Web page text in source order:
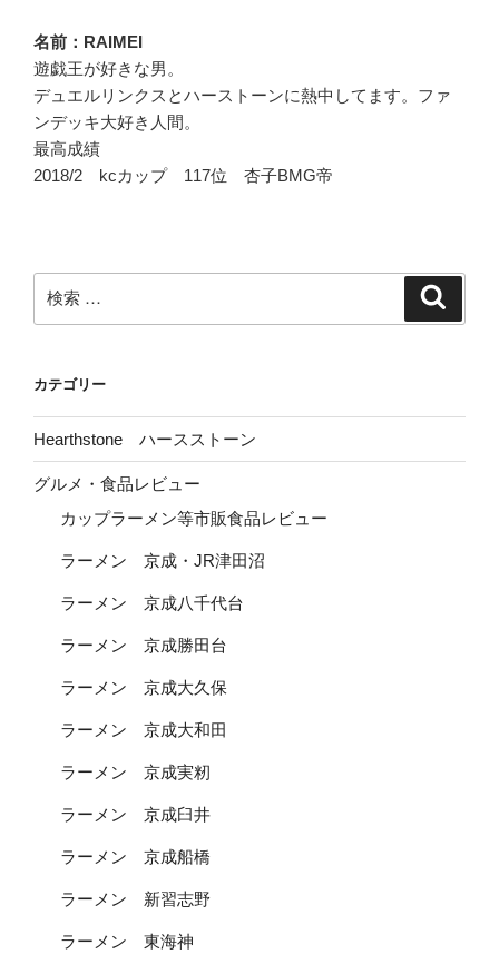
名前：RAIMEI
遊戯王が好きな男。
デュエルリンクスとハーストーンに熱中してます。ファ
ンデッキ大好き人間。
最高成績
2018/2 kcカップ 117位 杏子BMG帝
検
索:
カテゴリー
Hearthstone ハースストーン
グルメ・食品レビュー
カップラーメン等市販食品レビュー
ラーメン 京成・JR津田沼
ラーメン 京成八千代台
ラーメン 京成勝田台
ラーメン 京成大久保
ラーメン 京成大和田
ラーメン 京成実籾
ラーメン 京成臼井
ラーメン 京成船橋
ラーメン 新習志野
ラーメン 東海神